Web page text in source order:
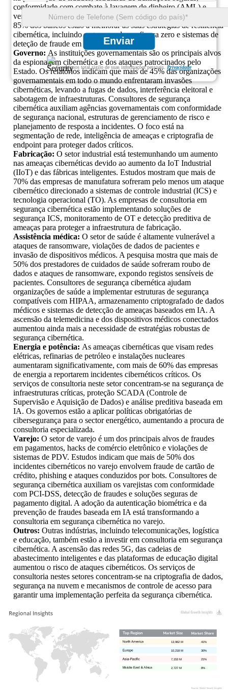
Enviar
Garantimos total sigilo de suas informações pessoais. Privacidade
conformidade com combate à lavagem de dinheiro (AML) e
verificação de identidade digital. Estudos revelam que mais de
85% dos bancos estão a melhorar as suas estratégias de resiliência
cibernética, incluindo segurança de confiança zero e sistemas de
deteção de fraude em tempo real.
Governo: As instituições governamentais são os principais alvos
da espionagem cibernética e dos ataques patrocinados pelo
Estado. Os relatórios indicam que mais de 45% das organizações
governamentais em todo o mundo enfrentaram invasões
cibernéticas, levando a fugas de dados, interferência eleitoral e
sabotagem de infraestruturas. Consultores de segurança
cibernética auxiliam agências governamentais com conformidade
de segurança nacional, estruturas de gerenciamento de risco e
planejamento de resposta a incidentes. O foco está na
segmentação de rede, inteligência de ameaças e criptografia de
endpoint para proteger dados críticos.
Fabricação: O setor industrial está testemunhando um aumento
nas ameaças cibernéticas devido ao aumento da IoT Industrial
(IIoT) e das fábricas inteligentes. Estudos mostram que mais de
70% das empresas de manufatura sofreram pelo menos um ataque
cibernético direcionado a sistemas de controle industrial (ICS) e
tecnologia operacional (TO). As empresas de consultoria em
segurança cibernética estão implementando soluções de
segurança ICS, monitoramento de OT e detecção preditiva de
ameaças para proteger a infraestrutura de fabricação.
Assistência médica: O setor de saúde é altamente vulnerável a
ataques de ransomware, violações de dados de pacientes e
invasão de dispositivos médicos. A pesquisa mostra que mais de
50% dos prestadores de cuidados de saúde sofreram roubo de
dados e ataques de ransomware, expondo registos sensíveis de
pacientes. Consultores de segurança cibernética ajudam
organizações de saúde a implementar estruturas de segurança
compatíveis com HIPAA, armazenamento criptografado de dados
médicos e sistemas de detecção de ameaças baseados em IA. A
ascensão da telemedicina e dos dispositivos médicos conectados
aumentou ainda mais a necessidade de estratégias robustas de
segurança cibernética.
Energia e potência: As ameaças cibernéticas que visam redes
elétricas, refinarias de petróleo e instalações nucleares
aumentaram significativamente, com mais de 60% das empresas
de energia a reportarem incidentes cibernéticos críticos. Os
serviços de consultoria neste setor concentram-se na segurança de
infraestruturas críticas, proteção SCADA (Controle de
Supervisão e Aquisição de Dados) e análise preditiva baseada em
IA. Os governos estão a aplicar políticas obrigatórias de
cibersegurança para o sector energético, aumentando a procura de
consultoria especializada.
Varejo: O setor de varejo é um dos principais alvos de fraudes
em pagamentos, hacks de comércio eletrônico e violações de
sistemas de PDV. Estudos indicam que mais de 50% dos
incidentes cibernéticos no varejo envolvem fraude de cartão de
crédito, phishing e ataques conduzidos por bots. Consultores de
segurança cibernética auxiliam os varejistas com conformidade
com PCI-DSS, detecção de fraudes e soluções seguras de
pagamento digital. A adoção da autenticação biométrica e da
prevenção de fraudes baseada em IA está transformando a
consultoria em segurança cibernética no varejo.
Outros: Outras indústrias, incluindo telecomunicações, logística
e educação, também estão a investir em consultoria em segurança
cibernética. A ascensão das redes 5G, das cadeias de
abastecimento inteligentes e das plataformas de educação digital
aumentou o risco de ataques cibernéticos. Os serviços de
consultoria nestes setores concentram-se na criptografia de dados,
segurança na nuvem e mecanismos de controle de acesso para
garantir uma implementação perfeita da segurança cibernética.
8%
2,727 M
21%
7,153 M
30%
10,218 M
41%
13,962 M